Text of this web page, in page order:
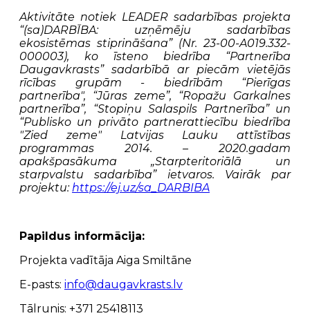
Aktivitāte notiek LEADER sadarbības projekta
“(sa)DARBĪBA: uzņēmēju sadarbības
ekosistēmas stiprināšana”(Nr. 23-00-A019.332-
000003), ko īsteno biedrība “Partnerība
Daugavkrasts” sadarbībā ar piecām vietējās
rīcības grupām - biedrībām “Pierīgas
partnerība", “Jūras zeme”, “Ropažu Garkalnes
partnerība”, “Stopiņu Salaspils Partnerība” un
“Publisko un privāto partnerattiecību biedrība
"Zied zeme" Latvijas Lauku attīstības
programmas 2014. – 2020.gadam
apakšpasākuma „Starpteritoriālā un
starpvalstu sadarbība” ietvaros. Vairāk par
projektu: https://ej.uz/sa_DARBIBA
Papildus informācija:
Projekta vadītāja Aiga Smiltāne
E-pasts: info@daugavkrasts.lv
Tālrunis: +371 25418113